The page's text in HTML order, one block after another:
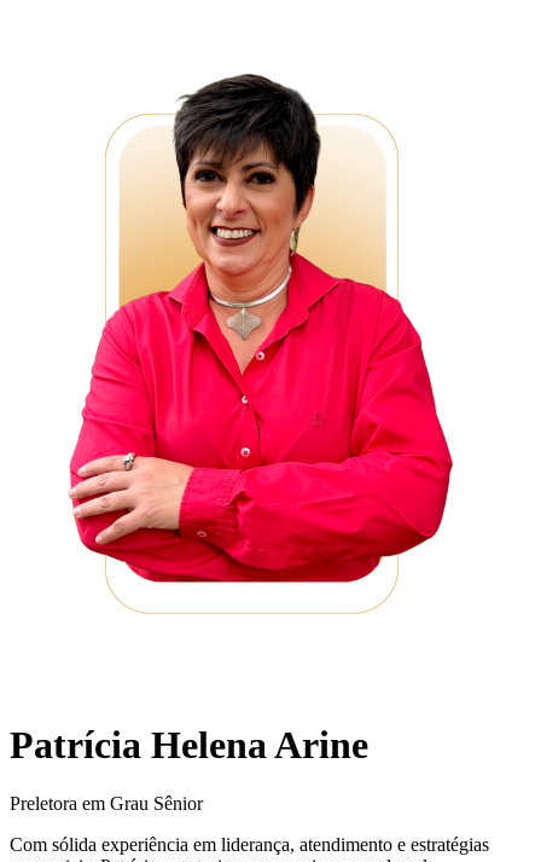
Patrícia Helena Arine
Preletora em Grau Sênior
Com sólida experiência em liderança, atendimento e estratégias